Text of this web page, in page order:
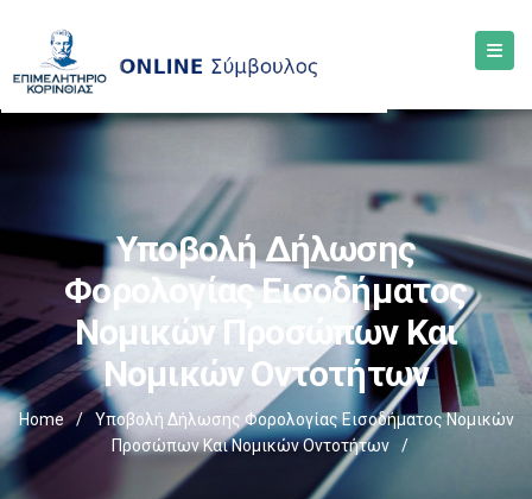
Υποβολή Δήλωσης
Φορολογίας Εισοδήματος
Νομικών Προσώπων Και
Νομικών Οντοτήτων
Home /
Υποβολή Δήλωσης Φορολογίας Εισοδήματος Νομικών
Προσώπων Και Νομικών Οντοτήτων
/